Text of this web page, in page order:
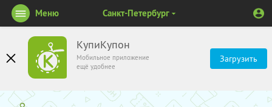
КупиКупон
Мобильное приложение
ещё удобнее
Загрузить
Меню Санкт-Петербург